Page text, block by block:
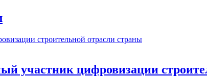
участник цифровизации